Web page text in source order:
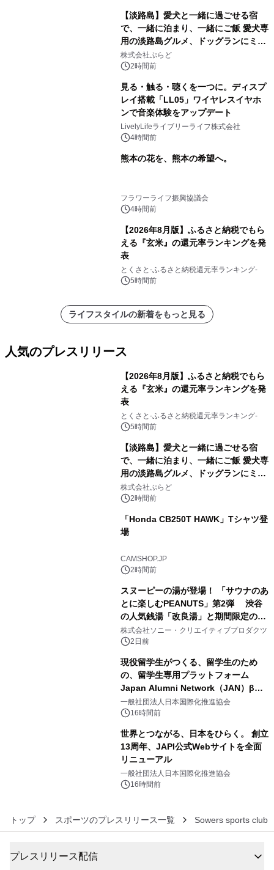
【淡路島】愛犬と一緒に過ごせる宿
で、一緒に泊まり、一緒にご飯 愛犬専
用の淡路島グルメ、ドッグランにミニ
プール グランピングとトレーラーハウ
スの2施設で
株式会社ぷらど
2時間前
見る・触る・聴くを一つに。ディスプ
レイ搭載「LL05」ワイヤレスイヤホ
ンで音楽体験をアップデート
LivelyLifeライブリーライフ株式会社
4時間前
熊本の花を、熊本の希望へ。
フラワーライフ振興協議会
4時間前
【2026年8月版】ふるさと納税でもら
える『玄米』の還元率ランキングを発
表
とくさと-ふるさと納税還元率ランキング-
5時間前
ライフスタイルの新着をもっと見る
人気のプレスリリース
【2026年8月版】ふるさと納税でもら
える『玄米』の還元率ランキングを発
表
とくさと-ふるさと納税還元率ランキング-
5時間前
【淡路島】愛犬と一緒に過ごせる宿
で、一緒に泊まり、一緒にご飯 愛犬専
用の淡路島グルメ、ドッグランにミニ
プール グランピングとトレーラーハウ
スの2施設で
株式会社ぷらど
2時間前
「Honda CB250T HAWK」Tシャツ登
場
CAMSHOP.JP
2時間前
スヌーピーの湯が登場！ 「サウナのあ
とに楽しむPEANUTS」第2弾 渋谷
の人気銭湯「改良湯」と期間限定のコ
ラボレーション サウナイキタイコラ
ボグッズも発売決定！
株式会社ソニー・クリエイティブプロダクツ
2日前
現役留学生がつくる、留学生のため
の、留学生専用プラットフォーム
Japan Alumni Network（JAN）β版
をリリース
一般社団法人日本国際化推進協会
16時間前
世界とつながる、日本をひらく。 創立
13周年、JAPI公式Webサイトを全面
リニューアル
一般社団法人日本国際化推進協会
16時間前
トップ スポーツのプレスリリース一覧 Sowers sports club
プレスリリース配信